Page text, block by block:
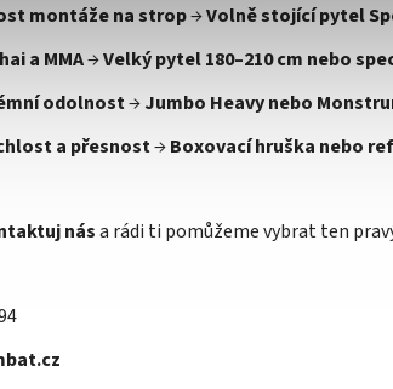
montáže na strop→Volně stojící pytel
a MMA→Velký pytel 180–210 cm nebo
odolnost→Jumbo Heavy nebo
a přesnost→Boxovací hruška nebo
nása rádi ti pomůžeme vybrat ten